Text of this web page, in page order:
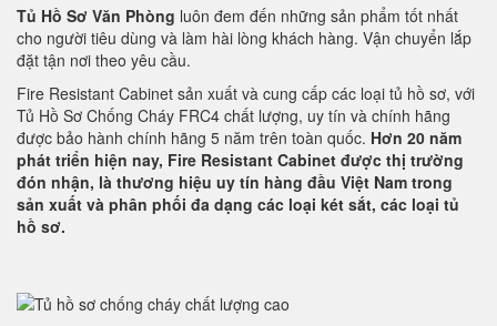
Tủ Hồ Sơ Văn Phòng luôn đem đến những sản phẩm tốt nhất
cho người tiêu dùng và làm hài lòng khách hàng. Vận chuyển lắp
đặt tận nơi theo yêu cầu.
Fire Resistant Cabinet sản xuất và cung cấp các loại tủ hồ sơ, với
Tủ Hồ Sơ Chống Cháy FRC4 chất lượng, uy tín và chính hãng
được bảo hành chính hãng 5 năm trên toàn quốc. Hơn 20 năm
phát triển hiện nay, Fire Resistant Cabinet được thị trường
đón nhận, là thương hiệu uy tín hàng đầu Việt Nam trong
sản xuất và phân phối đa dạng các loại két sắt, các loại tủ
hồ sơ.